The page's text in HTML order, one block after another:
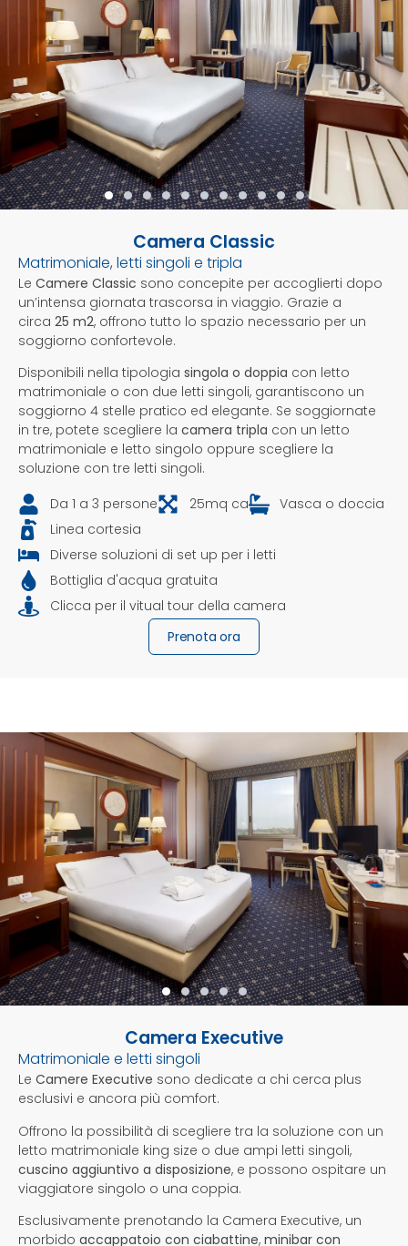
Camera Classic
Matrimoniale, letti singoli e tripla
Le Camere Classic sono concepite per accoglierti dopo
un’intensa giornata trascorsa in viaggio. Grazie a
circa 25 m2, offrono tutto lo spazio necessario per un
soggiorno confortevole.
Disponibili nella tipologia singola o doppia con letto
matrimoniale o con due letti singoli, garantiscono un
soggiorno 4 stelle pratico ed elegante. Se soggiornate
in tre, potete scegliere la camera tripla con un letto
matrimoniale e letto singolo oppure scegliere la
soluzione con tre letti singoli.
Da 1 a 3 persone
25mq ca
Vasca o doccia
Linea cortesia
Diverse soluzioni di set up per i letti
Bottiglia d'acqua gratuita
Clicca per il vitual tour della camera
Prenota ora
Camera Executive
Matrimoniale e letti singoli
Le Camere Executive sono dedicate a chi cerca plus
esclusivi e ancora più comfort.
Offrono la possibilità di scegliere tra la soluzione con un
letto matrimoniale king size o due ampi letti singoli,
cuscino aggiuntivo a disposizione, e possono ospitare un
viaggiatore singolo o una coppia.
Esclusivamente prenotando la Camera Executive, un
morbido accappatoio con ciabattine, minibar con